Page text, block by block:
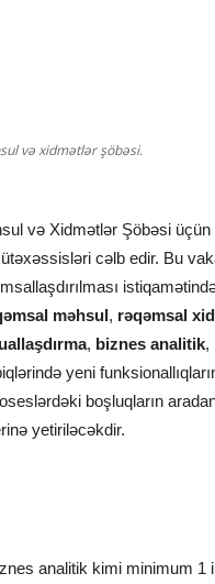
və xidmətlər şöbəsi.
və Xidmətlər Şöbəsi
cəlb edir. Bu
məhsul, rəqəmsal
, biznes analitik,
yeni
boşluqların
yetiriləcəkdir.
analitik kimi minimum 1